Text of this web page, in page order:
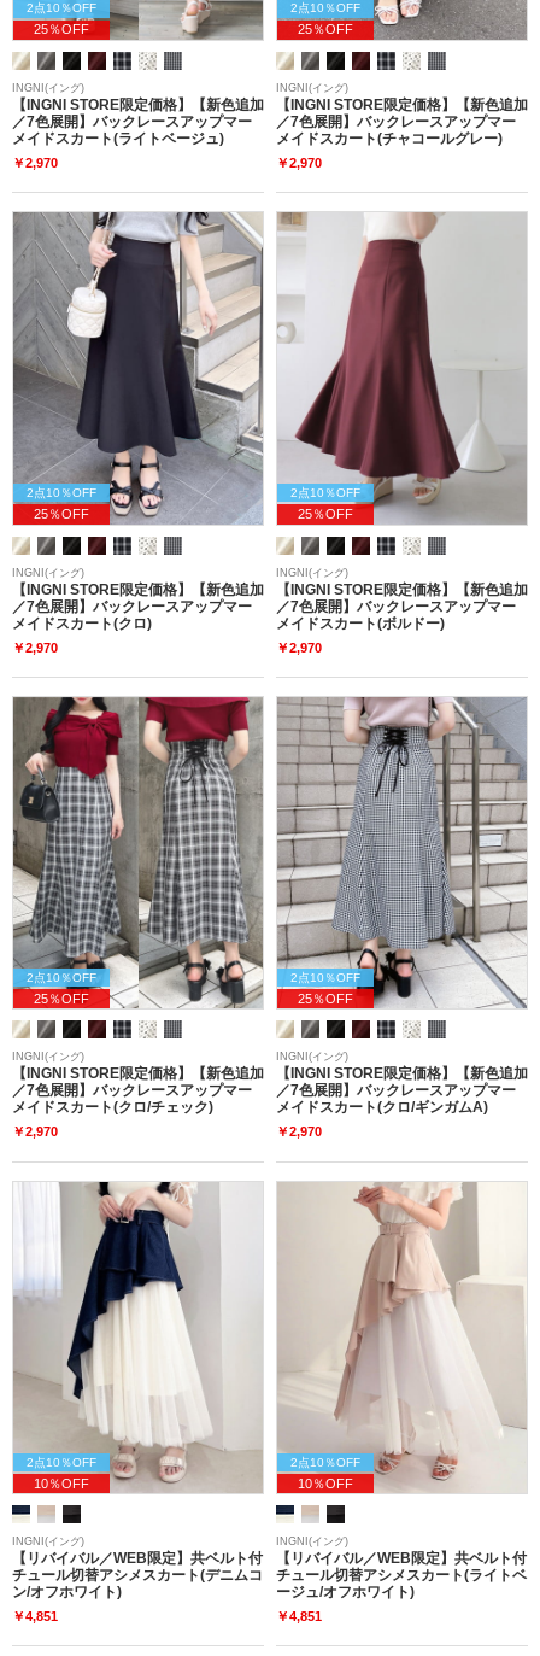
2点10％OFF
25％OFF
INGNI(イング)
【INGNI STORE限定価格】【新色追加
／7色展開】バックレースアップマー
メイドスカート(ライトベージュ)
￥2,970
2点10％OFF
25％OFF
INGNI(イング)
【INGNI STORE限定価格】【新色追加
／7色展開】バックレースアップマー
メイドスカート(チャコールグレー)
￥2,970
2点10％OFF
25％OFF
INGNI(イング)
【INGNI STORE限定価格】【新色追加
／7色展開】バックレースアップマー
メイドスカート(クロ)
￥2,970
2点10％OFF
25％OFF
INGNI(イング)
【INGNI STORE限定価格】【新色追加
／7色展開】バックレースアップマー
メイドスカート(ボルドー)
￥2,970
2点10％OFF
25％OFF
INGNI(イング)
【INGNI STORE限定価格】【新色追加
／7色展開】バックレースアップマー
メイドスカート(クロ/チェック)
￥2,970
2点10％OFF
25％OFF
INGNI(イング)
【INGNI STORE限定価格】【新色追加
／7色展開】バックレースアップマー
メイドスカート(クロ/ギンガムA)
￥2,970
2点10％OFF
10％OFF
INGNI(イング)
【リバイバル／WEB限定】共ベルト付
チュール切替アシメスカート(デニムコ
ン/オフホワイト)
￥4,851
2点10％OFF
10％OFF
INGNI(イング)
【リバイバル／WEB限定】共ベルト付
チュール切替アシメスカート(ライトベ
ージュ/オフホワイト)
￥4,851